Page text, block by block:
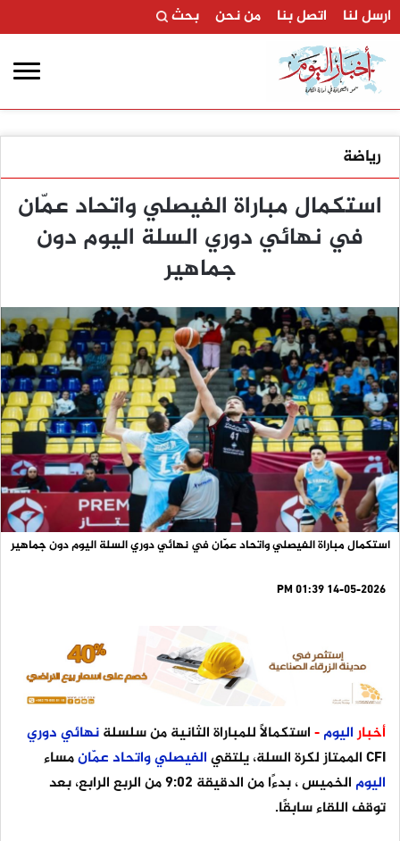
ارسل لنا اتصل بنا من نحن بحث
رياضة
استكمال مباراة الفيصلي واتحاد عمّان
في نهائي دوري السلة اليوم دون
جماهير
استكمال مباراة الفيصلي واتحاد عمّان في نهائي دوري السلة اليوم دون جماهير
14-05-2026 01:39 PM
أخباراليوم-استكمالًا للمباراة الثانية من سلسلةنهائيدوري
CFI الممتاز لكرة السلة، يلتقي
الفيصليواتحادعمّانمساء
اليوم
الخميس ، بدءًا من الدقيقة 9:02 من الربع الرابع، بعد
توقف اللقاء سابقًا.